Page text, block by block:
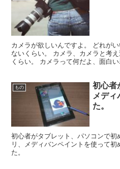
カメラが欲しいんですよ。 どれが
ないくらい。 カメラ、カメラと考
くらい。 カメラって何だよ、面白
もの
初心者
メディ
た。
初心者がタブレット、パソコンで
リ、メディバンペイントを使って
た。